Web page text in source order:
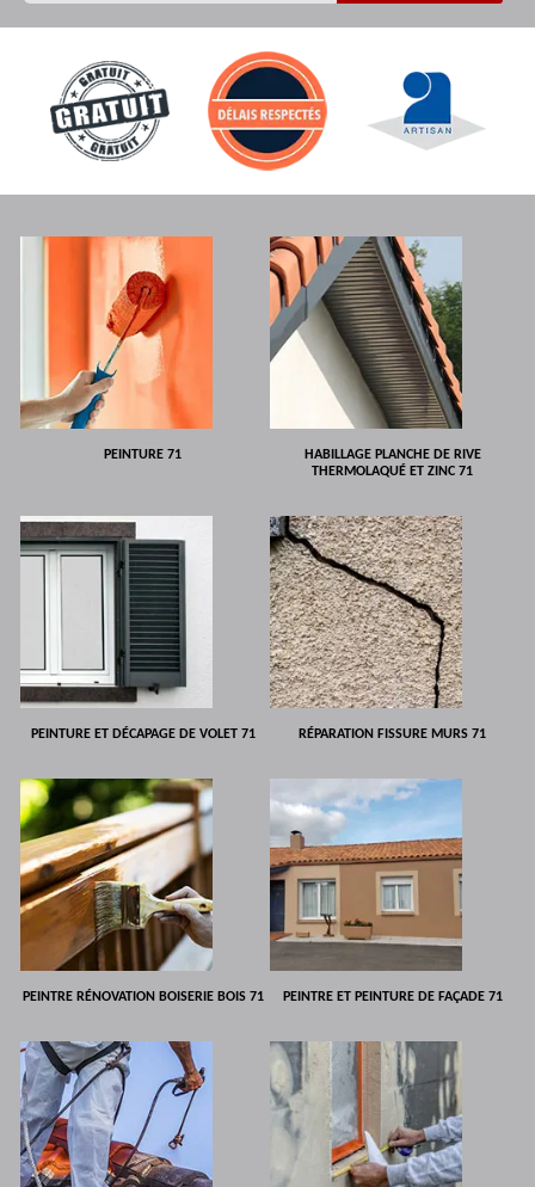
PEINTURE 71
HABILLAGE PLANCHE DE RIVE
THERMOLAQUÉ ET ZINC 71
PEINTURE ET DÉCAPAGE DE VOLET 71 RÉPARATION FISSURE MURS 71
PEINTRE RÉNOVATION BOISERIE BOIS 71 PEINTRE ET PEINTURE DE FAÇADE 71